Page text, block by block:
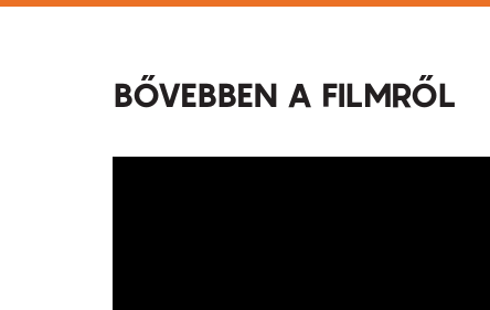
BŐVEBBEN A FILMRŐL